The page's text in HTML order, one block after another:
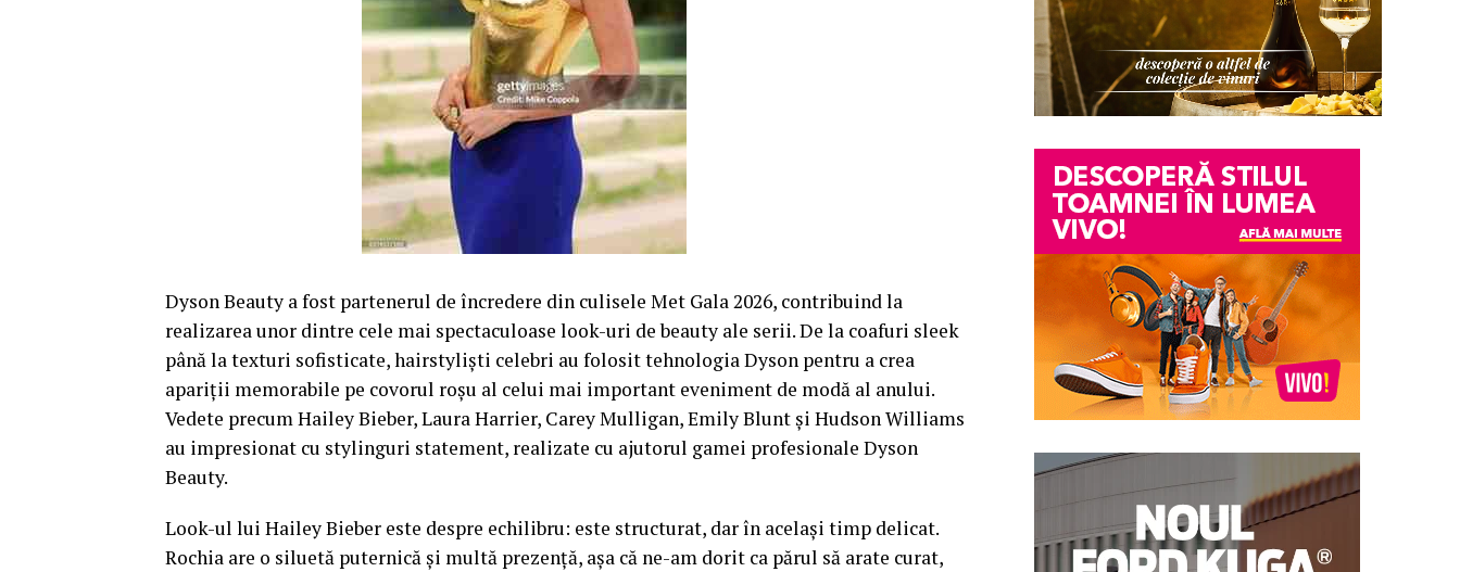
Dyson Beauty a fost partenerul de încredere din culisele Met Gala 2026, contribuind la
realizarea unor dintre cele mai spectaculoase look-uri de beauty ale serii. De la coafuri sleek
până la texturi sofisticate, hairstyliști celebri au folosit tehnologia Dyson pentru a crea
apariții memorabile pe covorul roșu al celui mai important eveniment de modă al anului.
Vedete precum Hailey Bieber, Laura Harrier, Carey Mulligan, Emily Blunt și Hudson Williams
au impresionat cu stylinguri statement, realizate cu ajutorul gamei profesionale Dyson
Beauty.
Look-ul lui Hailey Bieber este despre echilibru: este structurat, dar în același timp delicat.
Rochia are o siluetă puternică și multă prezență, așa că ne-am dorit ca părul să arate curat,